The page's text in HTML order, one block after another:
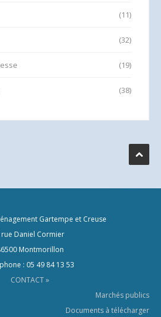
(11)
(32)
(19)
(38)
Gartempe et Creuse
rue Daniel Cormier
Montmorillon
: 05 49 84 13 53
CONTACT »
Marchés publics
Documents à télécharger